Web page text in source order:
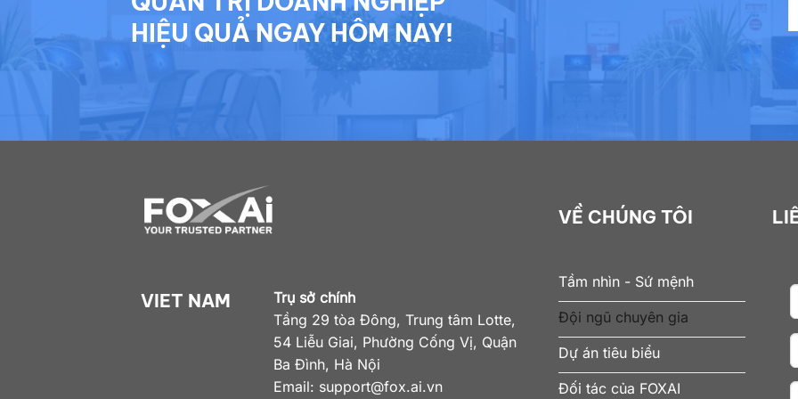
HIỆU QUẢ NGAY HÔM NAY!
VIET NAM
Trụ sở chính
Tầng 29 tòa Đông, Trung tâm Lotte,
54 Liễu Giai, Phường Cống Vị, Quận
Ba Đình, Hà Nội
Email: support@fox.ai.vn
VỀ CHÚNG TÔI
Tầm nhìn - Sứ mệnh
Đội ngũ chuyên gia
Dự án tiêu biểu
Đối tác của FOXAI